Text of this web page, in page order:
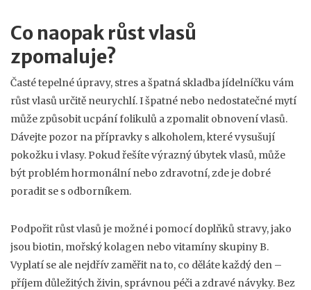
Co naopak růst vlasů
zpomaluje?
Časté tepelné úpravy, stres a špatná skladba jídelníčku vám
růst vlasů určitě neurychlí. I špatné nebo nedostatečné mytí
může způsobit ucpání folikulů a zpomalit obnovení vlasů.
Dávejte pozor na přípravky s alkoholem, které vysušují
pokožku i vlasy. Pokud řešíte výrazný úbytek vlasů, může
být problém hormonální nebo zdravotní, zde je dobré
poradit se s odborníkem.
Podpořit růst vlasů je možné i pomocí doplňků stravy, jako
jsou biotin, mořský kolagen nebo vitamíny skupiny B.
Vyplatí se ale nejdřív zaměřit na to, co děláte každý den –
příjem důležitých živin, správnou péči a zdravé návyky. Bez